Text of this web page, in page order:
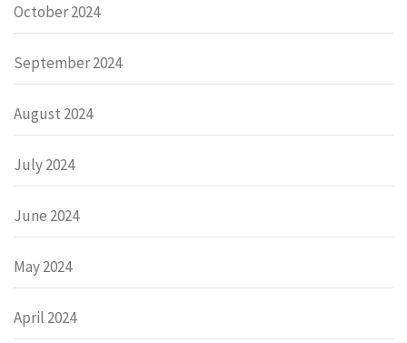
October 2024
September 2024
August 2024
July 2024
June 2024
May 2024
April 2024